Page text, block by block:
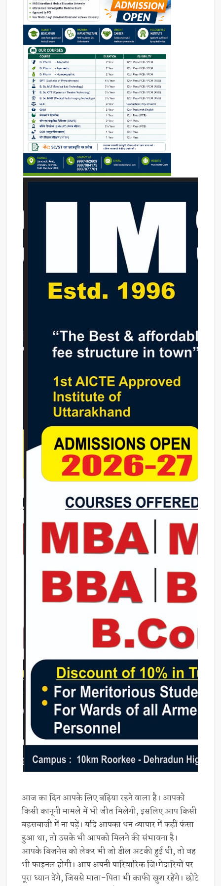
आज का दिन आपके लिए बढ़िया रहने वाला है। आपको
किसी कानूनी मामले में भी जीत मिलेगी, इसलिए आप किसी
बहसबाजी में ना पड़ें। यदि आपका धन व्यापार में कहीं फंसा
हुआ था, तो उसके भी आपको मिलने की संभावना है।
आपके बिजनेस को लेकर भी जो डील अटकी हुई थी, तो वह
भी फाइनल होगी। आप अपनी पारिवारिक जिम्मेदारियों पर
पूरा ध्यान देंगे, जिससे माता-पिता भी काफी खुश रहेंगे। छोटे